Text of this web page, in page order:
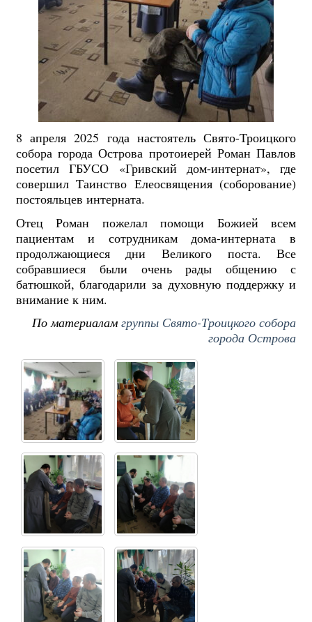
8 апреля 2025 года настоятель Свято-Троицкого
собора города Острова протоиерей Роман Павлов
посетил ГБУСО «Гривский дом-интернат», где
совершил Таинство Елеосвящения (соборование)
постояльцев интерната.
Отец Роман пожелал помощи Божией всем
пациентам и сотрудникам дома-интерната в
продолжающиеся дни Великого поста. Все
собравшиеся были очень рады общению с
батюшкой, благодарили за духовную поддержку и
внимание к ним.
По материаламгруппы Свято-Троицкого собора
города Острова